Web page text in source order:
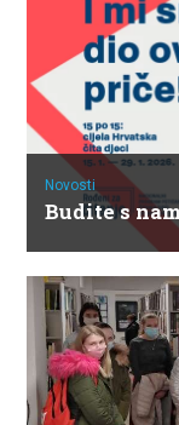
Novosti
Budite s